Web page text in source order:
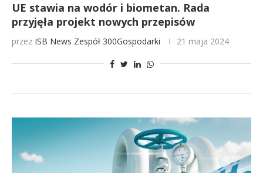
UE stawia na wodór i biometan. Rada
przyjęła projekt nowych przepisów
przez ISB News Zespół 300Gospodarki 21 maja 2024